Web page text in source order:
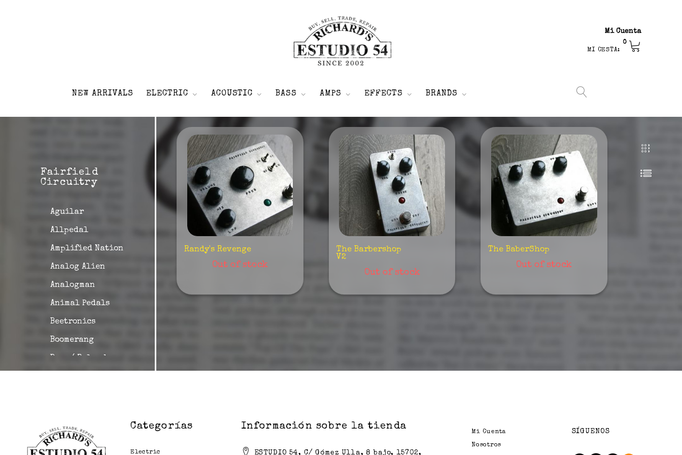
Mi Cuenta
MI CESTA:
0
NEW ARRIVALS ELECTRIC ACOUSTIC BASS AMPS EFFECTS BRANDS
Randy's Revenge
Out of stock
The Barbershop
V2
Out of stock
The BaberShop
Out of stock
Fairfield
Circuitry
Aguilar
Allpedal
Amplified Nation
Analog Alien
Analogman
Animal Pedals
Beetronics
Boomerang
Catalin Bread
Collision Devices
Categorías
Electric
Información sobre la tienda
ESTUDIO 54, C/ Gómez Ulla, 8 bajo, 15702,
Mi Cuenta
Nosotros
SÍGUENOS